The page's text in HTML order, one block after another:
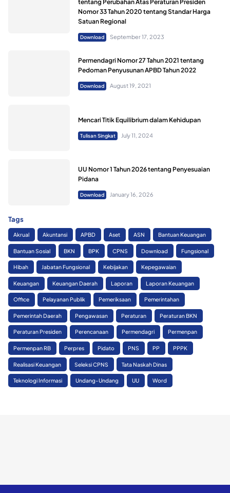
tentang Perubahan Atas Peraturan Presiden
Nomor 33 Tahun 2020 tentang Standar Harga
Satuan Regional
Download September 17, 2023
Permendagri Nomor 27 Tahun 2021 tentang
Pedoman Penyusunan APBD Tahun 2022
Download August 19, 2021
Mencari Titik Equilibrium dalam Kehidupan
Tulisan Singkat July 11, 2024
UU Nomor 1 Tahun 2026 tentang Penyesuaian
Pidana
Download January 16, 2026
Tags
Akrual Akuntansi APBD Aset ASN Bantuan Keuangan
Bantuan Sosial BKN BPK CPNS Download Fungsional
Hibah Jabatan Fungsional Kebijakan Kepegawaian
Keuangan Keuangan Daerah Laporan Laporan Keuangan
Office Pelayanan Publik Pemeriksaan Pemerintahan
Pemerintah Daerah Pengawasan Peraturan Peraturan BKN
Peraturan Presiden Perencanaan Permendagri Permenpan
Permenpan RB Perpres Pidato PNS PP PPPK
Realisasi Keuangan Seleksi CPNS Tata Naskah Dinas
Teknologi Informasi Undang-Undang UU Word